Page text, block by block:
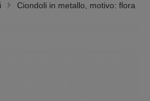
Ciondoli in metallo, motivo: flora